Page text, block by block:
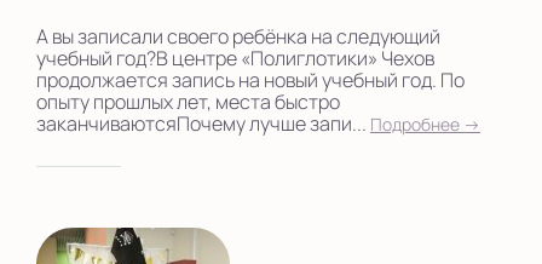
А вы записали своего ребёнка на следующий
учебный год?В центре «Полиглотики» Чехов
продолжается запись на новый учебный год. По
опыту прошлых лет, места быстро
заканчиваютсяПочему лучше запи... Подробнее →